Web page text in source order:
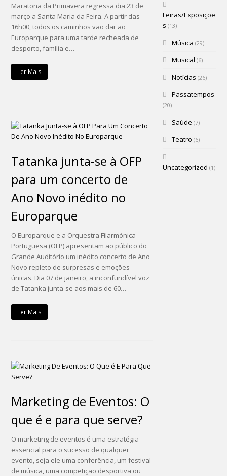
Maratona da Primavera regressa dia 23 de
março a Santa Maria da Feira. A partir das
16h00, todos os caminhos vão dar ao
Europarque para uma tarde recheada de
desporto, família e…
Ler Mais
Tatanka junta-se à OFP
para um concerto de
Ano Novo inédito no
Europarque
O Europarque e a Orquestra Filarmónica
Portuguesa (OFP) apresentam ao público do
Grande Auditório um inédito concerto de Ano
Novo repleto de surpresas e emoções
únicas. Dia 07 de janeiro, a inconfundível voz
de Tatanka junta-se aos mais de 60…
Ler Mais
Marketing de Eventos: O
que é e para que serve?
O marketing de eventos é uma estratégia
essencial para o sucesso de qualquer
evento, seja ele uma conferência, um festival
de música, uma competição desportiva ou
Feiras/Exposiçõe
s (13)
Música (29)
Musical (6)
Notícias (26)
Passatempos
(20)
Saúde (7)
Teatro (6)
Uncategorized (1)